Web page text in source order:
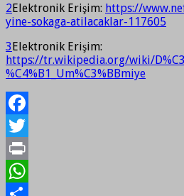
2Elektronik Erişim: https://
yine-sokaga-atilacaklar-117605
3Elektronik Erişim:
https://tr.wikipedia.org/wiki/
%C4%B1_Um%C3%BBmiye
Facebook
Twitter
Print